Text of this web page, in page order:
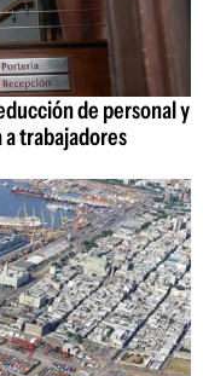
de personal y
trabajadores